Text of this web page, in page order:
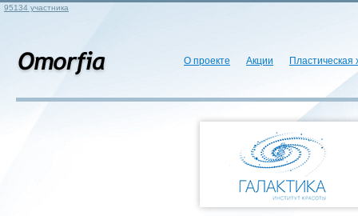
95134 участника
О проекте Акции Пластическая